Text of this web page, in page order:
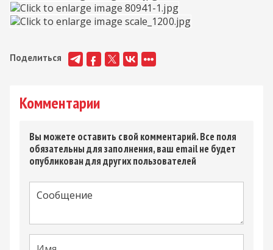
Поделиться
Комментарии
Вы можете оставить свой комментарий. Все поля
обязательны для заполнения, ваш email не будет
опубликован для других пользователей